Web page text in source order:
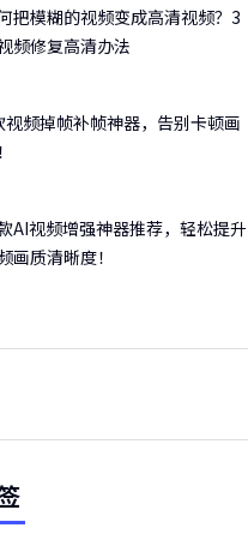
把模糊的视频变成高清视频？3
频修复高清办法
视频掉帧补帧神器，告别卡顿画
AI视频增强神器推荐，轻松提升
画质清晰度！